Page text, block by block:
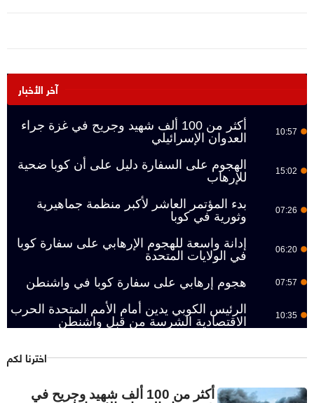
آخر الأخبار
10:57
أكثر من 100 ألف شهيد وجريح في غزة جراء
العدوان الإسرائيلي
15:02
الهجوم على السفارة دليل على أن كوبا ضحية
للإرهاب
07:26
بدء المؤتمر العاشر لأكبر منظمة جماهيرية
وثورية في كوبا
06:20
إدانة واسعة للهجوم الإرهابي على سفارة كوبا
في الولايات المتحدة
07:57 هجوم إرهابي على سفارة كوبا في واشنطن
10:35
الرئيس الكوبي يدين أمام الأمم المتحدة الحرب
الاقتصادية الشرسة من قبل واشنطن
اخترنا لكم
أكثر من 100 ألف شهيد وجريح في